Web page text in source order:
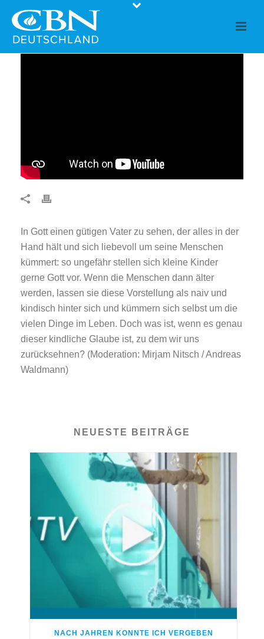
In Gott einen gütigen Vater zu sehen, der alles in der
Hand hält und sich liebevoll um seine Menschen
kümmert: so ungefähr stellen sich kleine Kinder
gerne Gott vor. Wenn die Menschen dann älter
werden, lassen sie diese Vorstellung als naiv und
kindisch hinter sich und kümmern sich selbst um die
vielen Dinge im Leben. Doch was ist, wenn es genau
dieser kindliche Glaube ist, zu dem wir uns
zurücksehnen? (Moderation: Mirjam Nitsch / Andreas
Waldmann)
NEUESTE BEITRÄGE
NACH JAHREN KONNTE ICH VERGEBEN